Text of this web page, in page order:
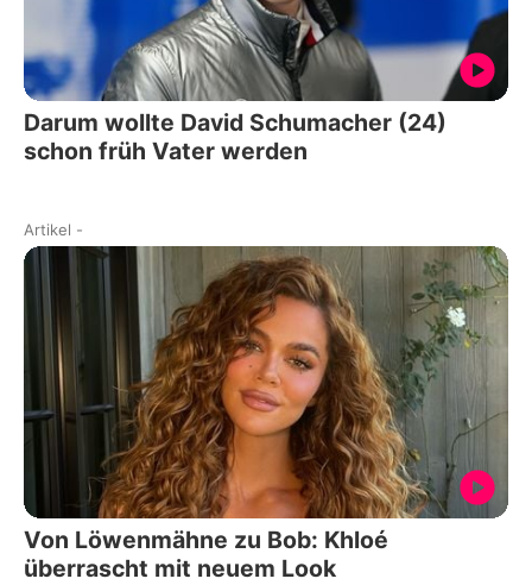
Darum wollte David Schumacher (24)
schon früh Vater werden
Artikel -
Von Löwenmähne zu Bob: Khloé
überrascht mit neuem Look